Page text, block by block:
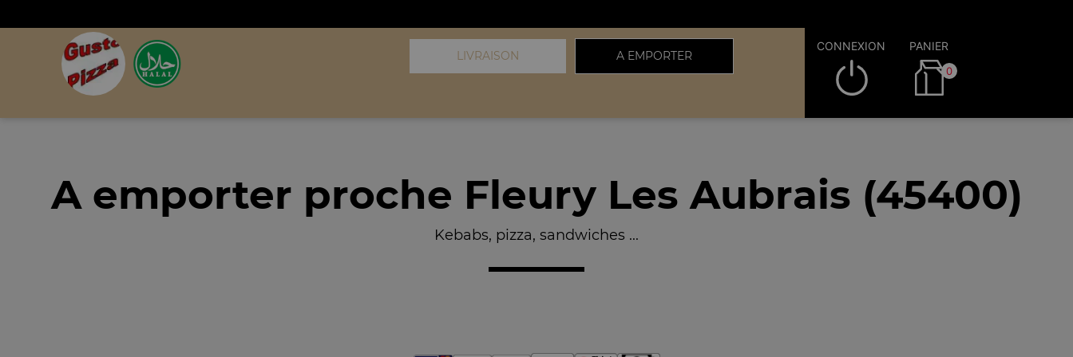
LIVRAISON A EMPORTER
CONNEXION PANIER
0
A emporter proche Fleury Les Aubrais (45400)
Kebabs, pizza, sandwiches ...